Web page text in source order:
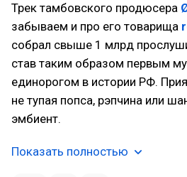
Трек тамбовского продюсера
забываем и про его товарища
собрал свыше 1 млрд
став таким образом первым
единорогом в истории РФ.
не тупая попса, рэпчина или
эмбиент.
Показать полностью